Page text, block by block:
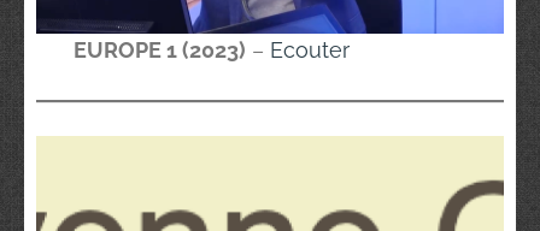
EUROPE 1 (2023) – Ecouter